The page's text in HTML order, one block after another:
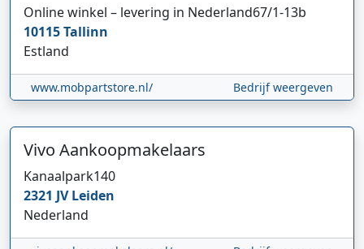
Online winkel – levering in Nederland67/1-13b
10115Tallinn
Estland
www.mobpartstore.nl/ Bedrijf weergeven
Vivo Aankoopmakelaars
Kanaalpark140
2321 JVLeiden
Nederland